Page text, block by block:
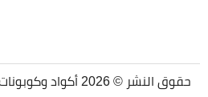
حقوق النشر © 2026 أكواد وكوبونات. جميع الحقوق محفوظة.